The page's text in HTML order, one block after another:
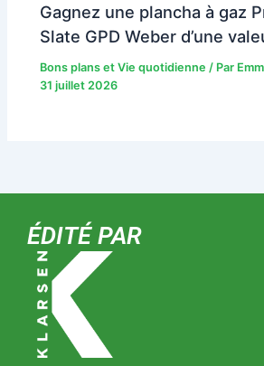
Gagnez une plancha à gaz
Slate GPD Weber d’une
Bons plans et Vie quotidienne / Par
31 juillet 2026
ÉDITÉ PAR